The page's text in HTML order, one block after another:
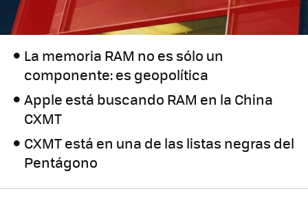
La memoria RAM no es sólo un
componente: es geopolítica
Apple está buscando RAM en la China
CXMT
CXMT está en una de las listas negras del
Pentágono